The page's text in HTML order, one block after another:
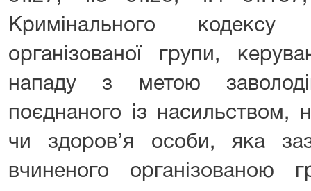
Кримінального кодексу
організованої групи,
нападу з метою
поєднаного із насильством,
чи здоров’я особи, яка
вчиненого організованою